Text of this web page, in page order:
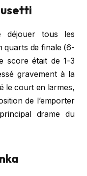
déjouer tous les
quarts de finale (6-
score était de 1-3
gravement à la
le court en larmes,
de l’emporter
drame du